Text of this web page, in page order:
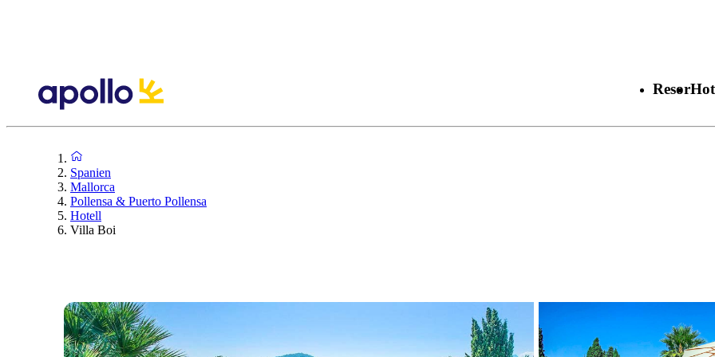
Resor
Spanien
Mallorca
Pollensa & Puerto Pollensa
Hotell
Villa Boi